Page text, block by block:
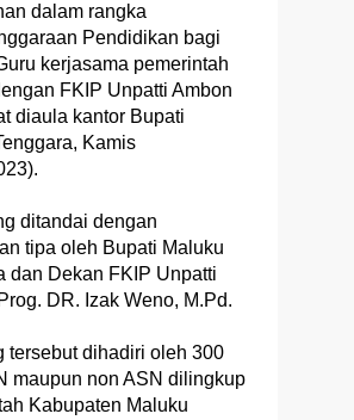
dalam rangka
Pendidikan bagi
kerjasama pemerintah
FKIP Unpatti Ambon
diaula kantor Bupati
Kamis
ditandai dengan
tipa oleh Bupati Maluku
dan Dekan FKIP Unpatti
DR. Izak Weno, M.Pd.
tersebut dihadiri oleh 300
maupun non ASN dilingkup
Kabupaten Maluku